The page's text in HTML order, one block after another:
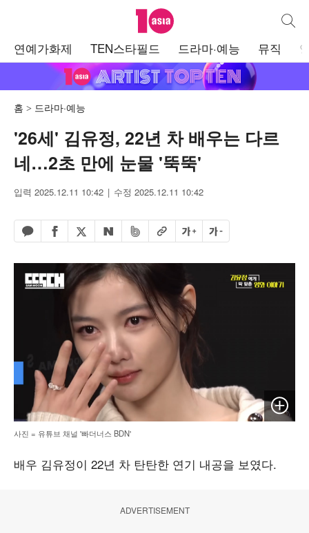
텐아시아 통합
연예가화제 TEN스타필드 드라마·예능 뮤직
홈 드라마·예능
'26세' 김유정, 22년 차 배우는 다르
네…2초 만에 눈물 '뚝뚝'
입력 2025.12.11 10:42 수정 2025.12.11 10:42
카카오톡 공유하기
페이스북 공유하기
엑스 공유하기
네이버 공유하기
밴드 공유하기
URL복사글자 크게글자 작게
이미지
사진 = 유튜브 채널 '빠더너스 BDN'
배우 김유정이 22년 차 탄탄한 연기 내공을 보였다.
ADVERTISEMENT